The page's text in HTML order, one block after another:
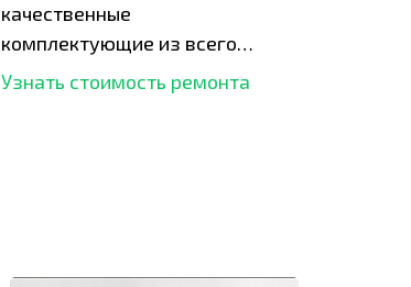
качественные
комплектующие из всего
рынка и используем самое
Узнать стоимость ремонта